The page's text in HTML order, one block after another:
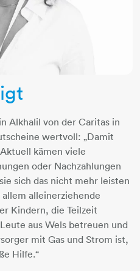
Alkhalil von der Caritas in
wertvoll: „Damit
kämen viele
oder Nachzahlungen
sich das nicht mehr leisten
alleinerziehende
Kindern, die Teilzeit
aus Wels betreuen und
mit Gas und Strom ist,
Hilfe.“